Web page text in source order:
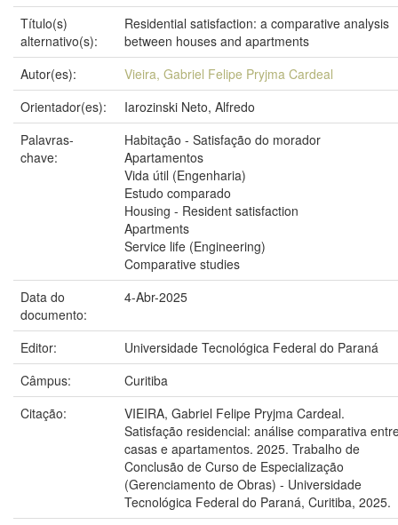
Título(s)
alternativo(s):
Residential satisfaction: a comparative analysis
between houses and apartments
Autor(es):
Vieira, Gabriel Felipe Pryjma Cardeal
Orientador(es):
Iarozinski Neto, Alfredo
Palavras-
chave:
Habitação - Satisfação do morador
Apartamentos
Vida útil (Engenharia)
Estudo comparado
Housing - Resident satisfaction
Apartments
Service life (Engineering)
Comparative studies
Data do
documento:
4-Abr-2025
Editor:
Universidade Tecnológica Federal do Paraná
Câmpus:
Curitiba
Citação:
VIEIRA, Gabriel Felipe Pryjma Cardeal.
Satisfação residencial: análise comparativa
casas e apartamentos. 2025. Trabalho de
Conclusão de Curso de Especialização
(Gerenciamento de Obras) - Universidade
Tecnológica Federal do Paraná, Curitiba, 2025.